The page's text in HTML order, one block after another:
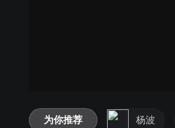
为你推荐 杨波